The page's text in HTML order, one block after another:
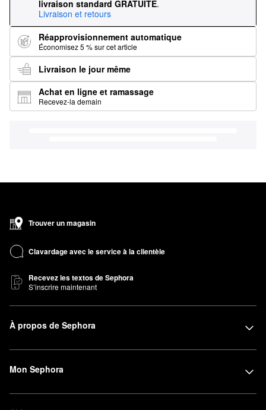
livraison standard GRATUITE.
Livraison et retours
Réapprovisionnement automatique
Économisez 5 % sur cet article
Livraison le jour même
Achat en ligne et ramassage
Recevez-la demain
Trouver un magasin
Clavardage avec le service à la clientèle
Recevez les textos de Sephora
S’inscrire maintenant
À propos de Sephora
Mon Sephora